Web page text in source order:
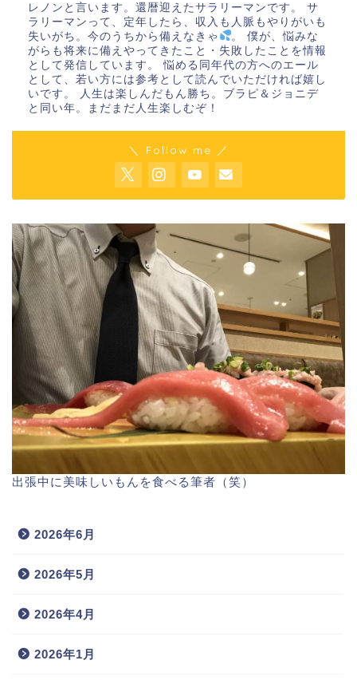
レノンと言います。還暦迎えたサラリーマンです。 サ
ラリーマンって、定年したら、収入も人脈もやりがいも
失いがち。今のうちから備えなきゃ
。 僕が、悩みな
がらも将来に備えやってきたこと・失敗したことを情報
として発信しています。 悩める同年代の方へのエール
として、若い方には参考として読んでいただければ嬉し
いです。 人生は楽しんだもん勝ち。ブラピ＆ジョニデ
と同い年。まだまだ人生楽しむぞ！
＼ Follow me ／
出張中に美味しいもんを食べる筆者（笑）
2026年6月
2026年5月
2026年4月
2026年1月